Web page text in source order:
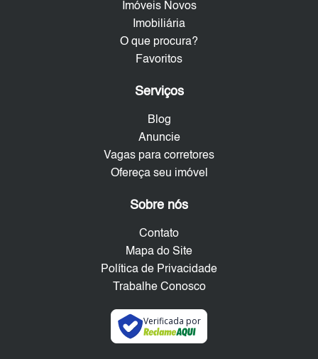
Imóveis Novos
Imobiliária
O que procura?
Favoritos
Serviços
Blog
Anuncie
Vagas para corretores
Ofereça seu imóvel
Sobre nós
Contato
Mapa do Site
Política de Privacidade
Trabalhe Conosco
Verificada por